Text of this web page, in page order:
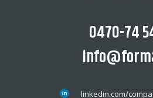
0470-74
linkedin.com/